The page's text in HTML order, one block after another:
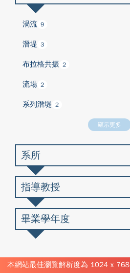
渦流 9
潛堤 3
布拉格共振 2
流場 2
系列潛堤 2
顯示更多
系所
指導教授
畢業學年度
本網站最佳瀏覽解析度為 1024 x 768